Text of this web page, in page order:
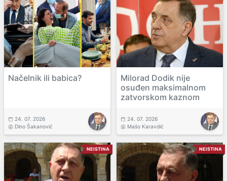
Načelnik ili babica?
24. 07. 2026
Dino Šakanović
Milorad Dodik nije
osuđen maksimalnom
zatvorskom kaznom
24. 07. 2026
Mašo Karavdić
NEISTINA NEISTINA